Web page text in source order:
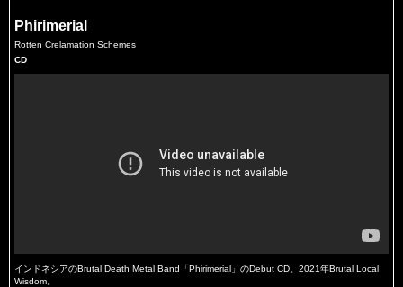
Phirimerial
Rotten Crelamation Schemes
CD
インドネシアのBrutal Death Metal Band「Phirimerial」のDebut CD。2021年Brutal Local
Wisdom。